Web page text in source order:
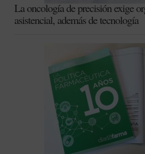
La oncología de precisión exige
asistencial, además de tecnología